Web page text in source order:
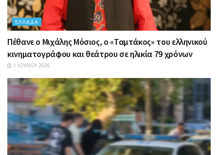
ΕΛΛΆΔΑ
Πέθανε ο Μιχάλης Μόσιος, ο «Ταμτάκος» του ελληνικού
κινηματογράφου και θεάτρου σε ηλικία 79 χρόνων
1 ΙΟΥΛΊΟΥ 2026